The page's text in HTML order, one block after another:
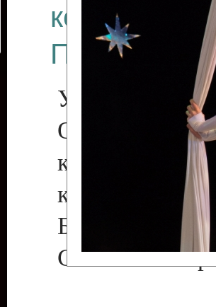
Участники
Образцовый
культуры
Бендеры ,
Светлана